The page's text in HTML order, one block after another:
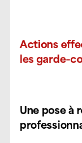
Actions
les garde-
Une pose à